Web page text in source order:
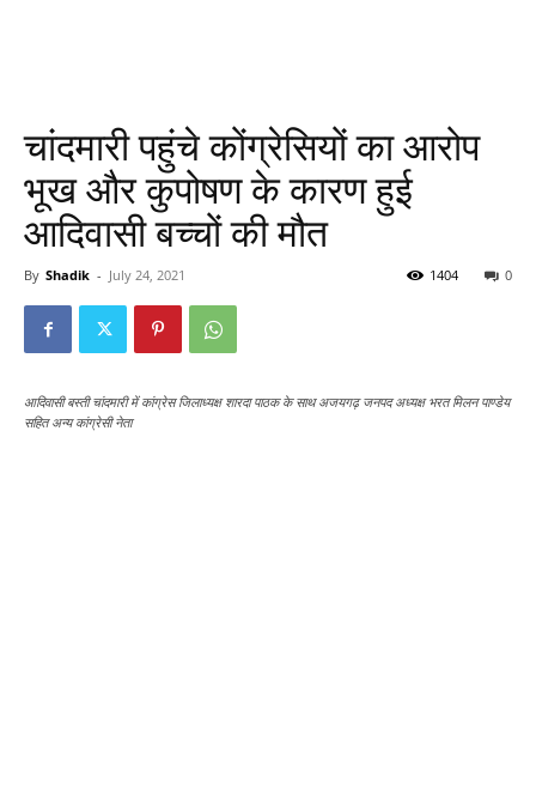
चांदमारी पहुंचे कोंग्रेसियों का आरोप
भूख और कुपोषण के कारण हुई
आदिवासी बच्चों की मौत
By Shadik - July 24, 2021 0
1404
आदिवासी बस्ती चांदमारी में कांग्रेस जिलाध्यक्ष शारदा पाठक के साथ अजयगढ़ जनपद अध्यक्ष भरत मिलन पाण्डेय
सहित अन्य कांग्रेसी नेता